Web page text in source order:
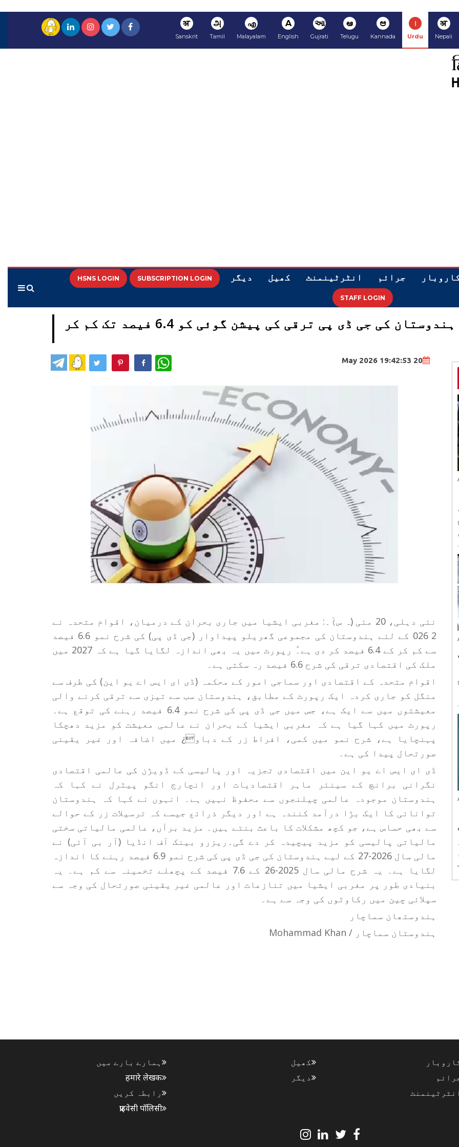
अ
Nepali
ا
Urdu
ಆ
Kannada
ఆ
Telugu
આ
Gujrati
A
English
എ
Malayalam
அ
Tamil
अ
Sanskrit
جرائم انٹرٹینمنٹ کھیل دیگر SUBSCRIPTION LOGIN
HSNS LOGIN
STAFF LOGIN
اقوام متحدہ نے 2026 کے لیے ہندوستان کی جی ڈی پی ترقی کی پیشن گوئی کو 6.4 فیصد تک کم کر
20 May 2026 19:42:53
WhatsApp
نئی دہلی، 20 مئی (ہ س)َ۔: مغربی ایشیا میں جاری بحران کے درمیان، اقوام متحدہ نے
2 026 کے لئے ہندوستان کی مجموعی گھریلو پیداوار (جی ڈی پی) کی شرح نمو 6.6 فیصد
سے کم کر کے 6.4 فیصد کر دی ہے۔ً رپورٹ میں یہ بھی اندازہ لگایا گیا ہے کہ 2027 میں
ملک کی اقتصادی ترقی کی شرح 6.6 فیصد رہ سکتی ہے۔
اقوام متحدہ کے اقتصادی اور سماجی امور کے محکمہ (ڈی ای ایس اے یو این) کی طرف سے
منگل کو جاری کردہ ایک رپورٹ کے مطابق، ہندوستان سب سے تیزی سے ترقی کرنے والی
معیشتوں میں سے ایک ہے، جس میں جی ڈی پی کی شرح نمو 6.4 فیصد رہنے کی توقع ہے۔
رپورٹ میں کہا گیا ہے کہ مغربی ایشیا کے بحران نے عالمی معیشت کو مزید دھچکا
پہنچایا ہے، شرح نمو میں کمی، افراط زر کے دباو¿ میں اضافہ اور غیر یقینی
صورتحال پیدا کی ہے۔
ڈی ای ایس اے یو این میں اقتصادی تجزیہ اور پالیسی کے ڈویڑن کی عالمی اقتصادی
نگرانی برانچ کے سینئر ماہر اقتصادیات اور انچارج انگو پیٹرل نے کہا کہ
ہندوستان موجودہ عالمی چیلنجوں سے محفوظ نہیں ہے۔ انہوں نے کہا کہ ہندوستان
توانائی کا ایک بڑا درآمد کنندہ ہے اور دیگر ذرائع جیسے کہ ترسیلات زر کے حوالے
سے بھی حساس ہے، جو کچھ مشکلات کا باعث بنتے ہیں۔ مزید برآں، عالمی مالیاتی سختی
مالیاتی پالیسی کو مزید پیچیدہ کر دے گی۔ریزرو بینک آف انڈیا (آر بی آئی) نے
مالی سال 2026-27 کے لیے ہندوستان کی جی ڈی پی کی شرح نمو 6.9 فیصد رہنے کا اندازہ
لگایا ہے۔ یہ شرح مالی سال 2025-26 کے 7.6 فیصد کے پچھلے تخمینہ سے کم ہے۔ یہ
بنیادی طور پر مغربی ایشیا میں تنازعات اور عالمی غیر یقینی صورتحال کی وجہ سے
سپلائی چین میں رکاوٹوں کی وجہ سے ہے۔
ہندوستھان سماچار
ہندوستان سماچار / Mohammad Khan
ہمارے بارے میں
हमारे लेखक
رابطہ کریں
प्राइवेसी पॉलिसी
کھیل
دیگر
انٹرٹینمنٹ